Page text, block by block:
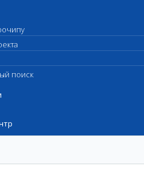
поиск